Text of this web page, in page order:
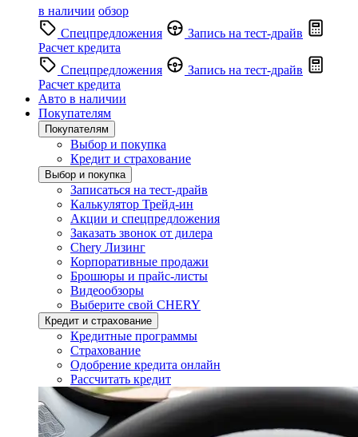
в наличии обзор
Спецпредложения
Запись на тест-драйв
Расчет кредита
Спецпредложения
Запись на тест-драйв
Расчет кредита
Авто в наличии
Покупателям
Покупателям
Выбор и покупка
Кредит и страхование
Выбор и покупка
Записаться на тест-драйв
Калькулятор Трейд-ин
Акции и спецпредложения
Заказать звонок от дилера
Chery Лизинг
Корпоративные продажи
Брошюры и прайс-листы
Видеообзоры
Выберите свой CHERY
Кредит и страхование
Кредитные программы
Страхование
Одобрение кредита онлайн
Рассчитать кредит